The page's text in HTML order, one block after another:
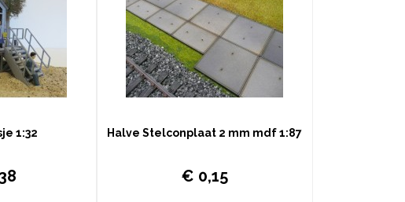
1:32
als diorama,
voor gebruik
Halve Stelconplaat 2 mm mdf 1:87
Stelcon plaat lasergesneden MDF 2mm 18.4 x 11.7 mm
Het product is ontwikkeld als diorama,
€ 0,15